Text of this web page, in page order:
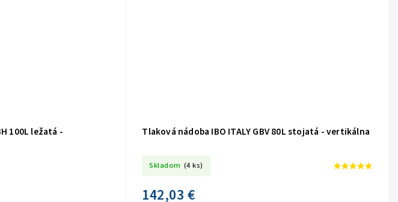
100L ležatá -
Tlaková nádoba IBO ITALY GBV 80L stojatá - vertikálna
Skladom (4 ks)
142,03 €